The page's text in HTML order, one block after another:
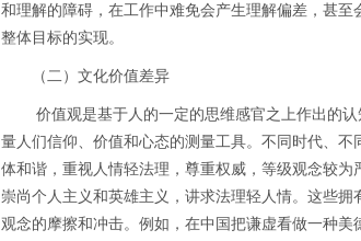
和理解的障碍，在工作中难免会产生理解偏差，甚
整体目标的实现。
（二）文化价值差异
价值观是基于人的一定的思维感官之上作出的认
量人们信仰、价值和心态的测量工具。不同时代、
体和谐，重视人情轻法理，尊重权威，等级观念较
崇尚个人主义和英雄主义，讲求法理轻人情。这些
观念的摩擦和冲击。例如，在中国把谦虚看做一种